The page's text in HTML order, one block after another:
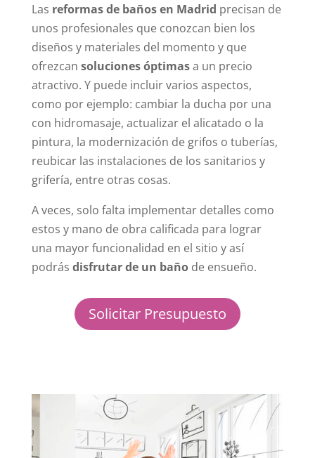
Las reformas de baños en Madrid precisan de
unos profesionales que conozcan bien los
diseños y materiales del momento y que
ofrezcan soluciones óptimasa un precio
atractivo. Y puede incluir varios aspectos,
como por ejemplo: cambiar la ducha por una
con hidromasaje, actualizar el alicatado o la
pintura, la modernización de grifos o tuberías,
reubicar las instalaciones de los sanitarios y
grifería, entre otras cosas.
A veces, solo falta implementar detalles como
estos y mano de obra calificada para lograr
una mayor funcionalidad en el sitio y así
podrás disfrutar de un bañode ensueño.
Solicitar Presupuesto